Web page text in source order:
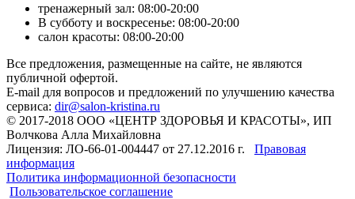
тренажерный зал: 08:00-20:00
В субботу и воскресенье: 08:00-20:00
салон красоты: 08:00-20:00
Все предложения, размещенные на сайте, не являются
публичной офертой.
E-mail для вопросов и предложений по улучшению качества
сервиса: dir@salon-kristina.ru
© 2017-2018 ООО «ЦЕНТР ЗДОРОВЬЯ И КРАСОТЫ», ИП
Волчкова Алла Михайловна
Лицензия: ЛО-66-01-004447 от 27.12.2016 г. Правовая
информация
Политика информационной безопасности
Пользовательское соглашение